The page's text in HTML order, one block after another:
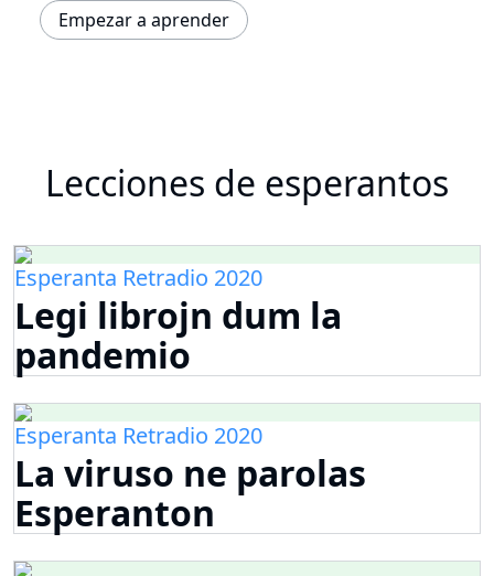
Empezar a aprender
Lecciones de esperantos
Esperanta Retradio 2020
Legi librojn dum la
pandemio
Esperanta Retradio 2020
La viruso ne parolas
Esperanton